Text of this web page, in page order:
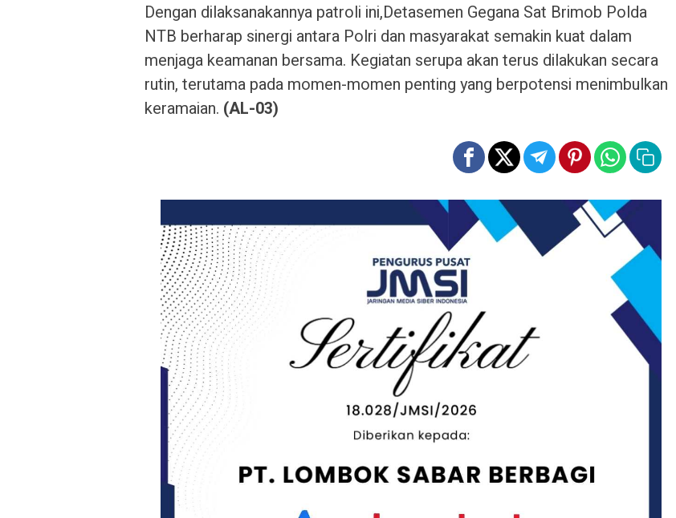
Dengan dilaksanakannya patroli ini,Detasemen Gegana Sat Brimob Polda
NTB berharap sinergi antara Polri dan masyarakat semakin kuat dalam
menjaga keamanan bersama. Kegiatan serupa akan terus dilakukan secara
rutin, terutama pada momen-momen penting yang berpotensi menimbulkan
keramaian. (AL-03)